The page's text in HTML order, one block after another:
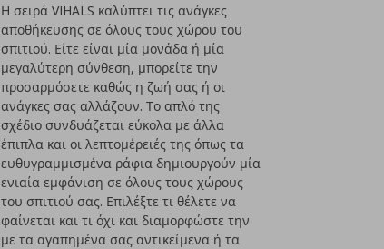
Η σειρά VIHALS καλύπτει τις ανάγκες
αποθήκευσης σε όλους τους χώρου του
σπιτιού. Είτε είναι μία μονάδα ή μία
μεγαλύτερη σύνθεση, μπορείτε την
προσαρμόσετε καθώς η ζωή σας ή οι
ανάγκες σας αλλάζουν. Το απλό της
σχέδιο συνδυάζεται εύκολα με άλλα
έπιπλα και οι λεπτομέρειές της όπως τα
ευθυγραμμισμένα ράφια δημιουργούν μία
ενιαία εμφάνιση σε όλους τους χώρους
του σπιτιού σας. Επιλέξτε τι θέλετε να
φαίνεται και τι όχι και διαμορφώστε την
με τα αγαπημένα σας αντικείμενα ή τα